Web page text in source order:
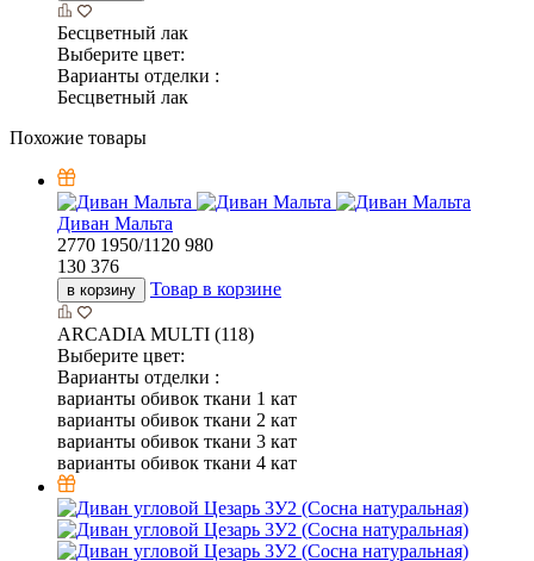
Бесцветный лак
Выберите цвет:
Варианты отделки :
Бесцветный лак
Похожие товары
Диван Мальта
2770 1950/1120 980
130 376
в корзину Товар в корзине
ARCADIA MULTI (118)
Выберите цвет:
Варианты отделки :
варианты обивок ткани 1 кат
варианты обивок ткани 2 кат
варианты обивок ткани 3 кат
варианты обивок ткани 4 кат